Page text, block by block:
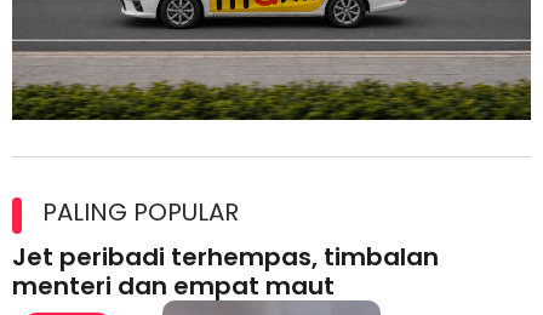
lesen separuh pertama 2026
PALING POPULAR
Jet peribadi terhempas, timbalan
menteri dan empat maut